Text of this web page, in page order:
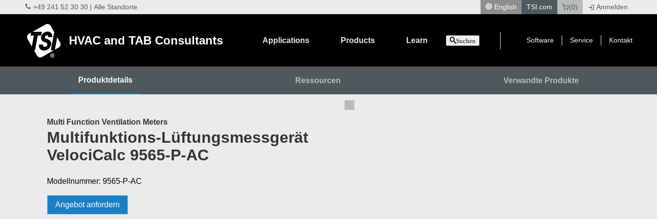
+49 241 52 30 30 | Alle Standorte English TSI.com (0) Anmelden
HVAC and TAB Consultants Applications Products Learn Suchen Software Service Kontakt
Produktdetails Ressourcen Verwandte Produkte
Multi Function Ventilation Meters
Multifunktions-Lüftungsmessgerät
VelociCalc 9565-P-AC
Modellnummer: 9565-P-AC
Angebot anfordern